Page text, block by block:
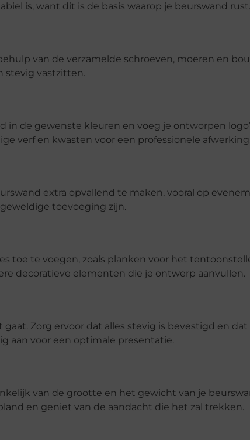
is, want dit is de basis waarop je beurswand rust.
van de verzamelde schroeven, moeren en
stevig vastzitten.
in de gewenste kleuren en voeg je ontworpen
verf en kwasten voor een professionele afwerking.
extra opvallend te maken, vooral op
toevoeging zijn.
toe te voegen, zoals planken voor het
decoratieve elementen die je ontwerp aanvullen.
Zorg ervoor dat alles stevig is bevestigd en
aan voor een optimale presentatie.
van de grootte en het gewicht van je
en geniet van de aandacht die het zal trekken.